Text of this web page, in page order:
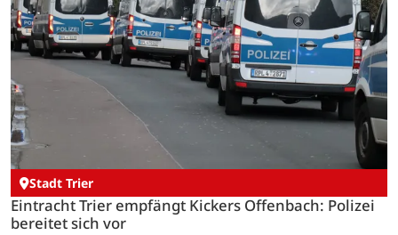
Stadt Trier
Eintracht Trier empfängt Kickers Offenbach: Polizei
bereitet sich vor